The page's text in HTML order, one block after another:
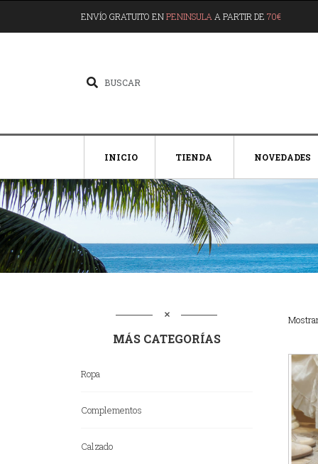
ENVÍO GRATUITO ENPENINSULA A PARTIR DE 70€
INICIO TIENDA NOVEDADES
MÁS CATEGORÍAS
Ropa
Complementos
Calzado